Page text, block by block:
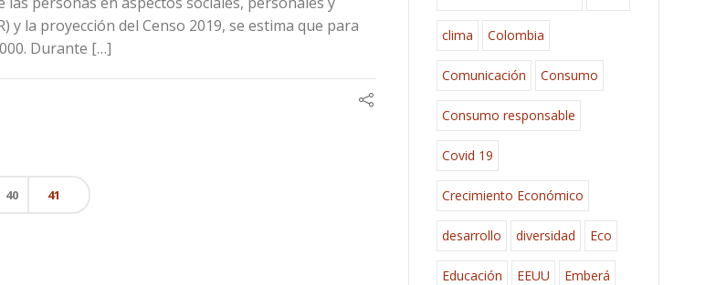
la proyección del Censo 2019, se estima que para
Durante […]
40 41
clima Colombia
Comunicación Consumo
Consumo responsable
Covid 19
Crecimiento Económico
desarrollo diversidad Eco
Educación EEUU Emberá